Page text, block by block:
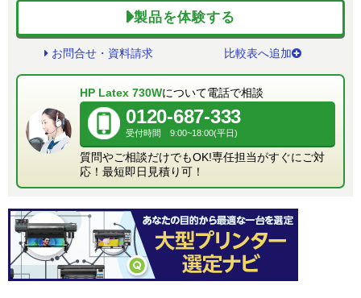
製品を体験する
お問合せ・資料請求 比較表へ追加
HP Latex 730Wについて電話で相談
0120-687-333
受付時間 9:00~18:00(平日)
質問やご相談だけでもOK!専任担当がすぐにご対
応！最短即日見積り可！